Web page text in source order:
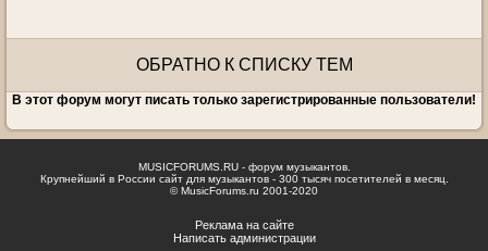
ОБРАТНО К СПИСКУ ТЕМ
В этот форум могут писать только зарегистрированные пользователи!
MUSICFORUMS.RU - форум музыкантов.
Крупнейший в России сайт для музыкантов - 300 тысяч посетителей в месяц.
© MusicForums.ru 2001-2020
Реклама на сайте
Написать администрации